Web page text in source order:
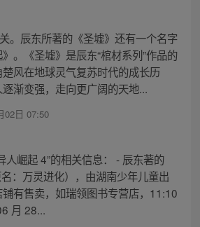
。辰东所著的《圣墟》还有一个名字
。《圣墟》是辰东“棺材系列”作品的
风在地球灵气复苏时代的成长历
渐变强，走向更广阔的天地...
02日 07:50
人崛起 4”的相关信息： - 辰东著的
：万灵进化），由湖南少年儿童出
有售卖，如瑞领图书专营店，11:10
月 28...